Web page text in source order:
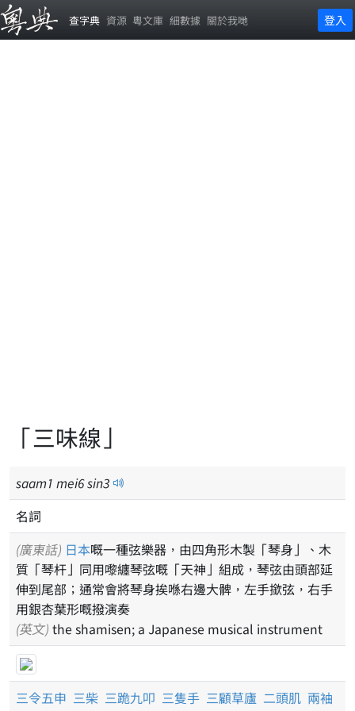
查字典 資源 粵文庫 細數據 關於我哋 登入
「三味線」
saam1 mei6sin3
名詞
(廣東話) 日本嘅一種弦樂器，由四角形木製「琴身」、木
質「琴杆」同用嚟纏琴弦嘅「天神」組成，琴弦由頭部延
伸到尾部；通常會將琴身挨喺右邊大髀，左手撳弦，右手
用銀杏葉形嘅撥演奏
(英文) the shamisen; a Japanese musical instrument
三令五申 三柴 三跪九叩 三隻手 三顧草廬 二頭肌 兩袖